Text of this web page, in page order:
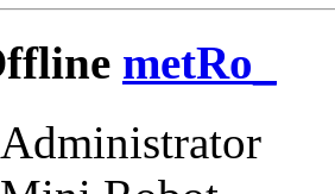
metRo_
Administrator